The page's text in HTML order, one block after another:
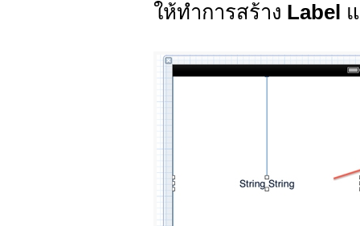
ให้ทำการสร้าง Label